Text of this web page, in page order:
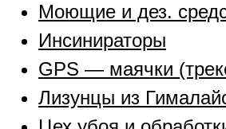
Моющие и дез.
Инсинираторы
GPS — маячки
Лизунцы из